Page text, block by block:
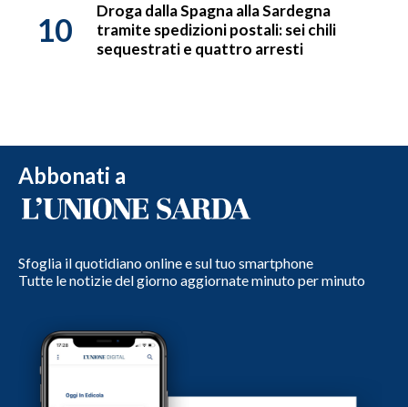
10
Droga dalla Spagna alla Sardegna
tramite spedizioni postali: sei chili
sequestrati e quattro arresti
Abbonati a
Sfoglia il quotidiano online e sul tuo smartphone
Tutte le notizie del giorno aggiornate minuto per minuto